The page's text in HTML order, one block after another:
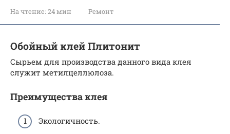
На чтение: 24 мин Ремонт
Обойный клей Плитонит
Сырьем для производства данного вида клея
служит метилцеллюлоза.
Преимущества клея
Экологичность.